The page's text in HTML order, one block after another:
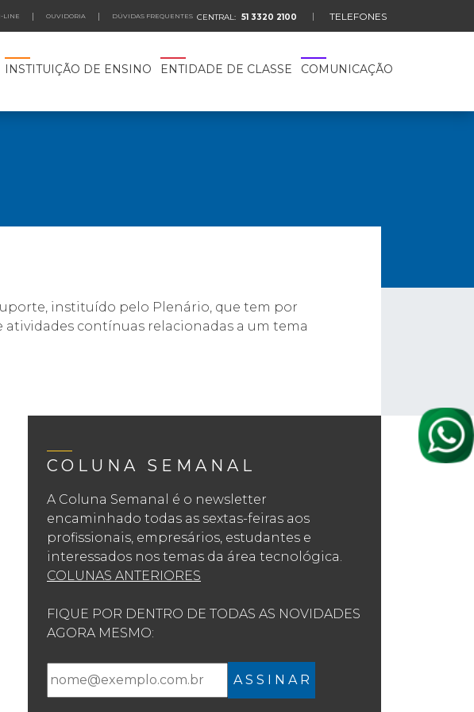
LINE OUVIDORIA DÚVIDAS FREQUENTES CENTRAL: 51 3320 2100 TELEFONES
INSTITUIÇÃO DE ENSINO ENTIDADE DE CLASSE COMUNICAÇÃO
instituído pelo Plenário, que tem por
contínuas relacionadas a um tema
COLUNA SEMANAL
A Coluna Semanal é o newsletter
encaminhado todas as sextas-feiras aos
profissionais, empresários, estudantes e
interessados nos temas da área tecnológica.
COLUNAS ANTERIORES
FIQUE POR DENTRO DE TODAS AS NOVIDADES
AGORA MESMO:
A S S I N A R